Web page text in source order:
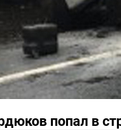
попал в